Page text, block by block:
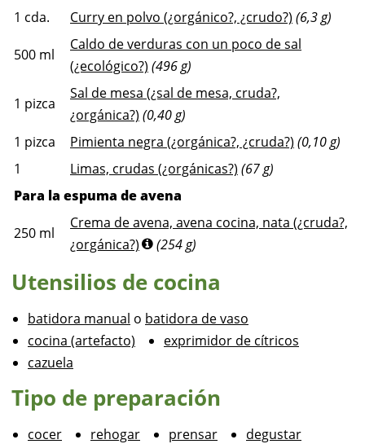
1 cda. Curry en polvo (¿orgánico?, ¿crudo?) (6,3 g)
500 ml
Caldo de verduras con un poco de sal
(¿ecológico?) (496 g)
1 pizca
Sal de mesa (¿sal de mesa, cruda?,
¿orgánica?) (0,40 g)
1 pizca Pimienta negra (¿orgánica?, ¿cruda?) (0,10 g)
1
Limas, crudas (¿orgánicas?) (67 g)
Para la espuma de avena
250 ml
Crema de avena, avena cocina, nata (¿cruda?,
¿orgánica?)
(254 g)
Utensilios de cocina
batidora manual o batidora de vaso
cocina (artefacto)
exprimidor de cítricos
cazuela
Tipo de preparación
cocer rehogar prensar
degustar